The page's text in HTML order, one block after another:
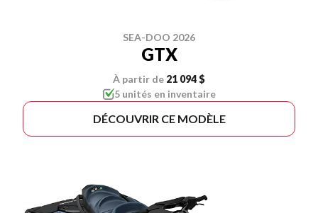
SEA-DOO 2026
GTX
À partir de 21 094 $
5 unités en inventaire
DÉCOUVRIR CE MODÈLE